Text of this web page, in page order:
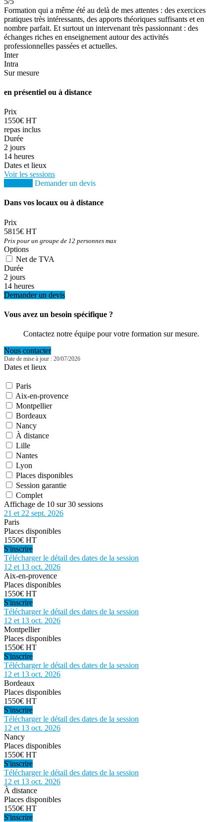
Formation qui a même été au delà de mes attentes : des exercices
pratiques très intéressants, des apports théoriques suffisants et en
nombre parfait. Et surtout un intervenant très passionnant : des
échanges riches en enseignement autour des activités
professionnelles passées et actuelles.
Inter
Intra
Sur mesure
en présentiel ou à distance
Prix
1550€ HT
repas inclus
Durée
2 jours
14 heures
Dates et lieux
Voir les sessions
Demander un devis
Dans vos locaux ou à distance
Prix
5815€ HT
Prix pour un groupe de 12 personnes max
Options
Net de TVA
Durée
2 jours
14 heures
Demander un devis
Vous avez un besoin spécifique ?
Contactez notre équipe pour votre formation sur mesure.
Nous contacter
Date de mise à jour : 20/07/2026
Dates et lieux
Paris
Aix-en-provence
Montpellier
Bordeaux
Nancy
À distance
Lille
Nantes
Lyon
Places disponibles
Session garantie
Complet
Affichage de 10 sur 30 sessions
21 et 22 sept. 2026
Paris
Places disponibles
1550€ HT
S'inscrire
Télécharger le détail des dates de la session
12 et 13 oct. 2026
Aix-en-provence
Places disponibles
1550€ HT
S'inscrire
Télécharger le détail des dates de la session
12 et 13 oct. 2026
Montpellier
Places disponibles
1550€ HT
S'inscrire
Télécharger le détail des dates de la session
12 et 13 oct. 2026
Bordeaux
Places disponibles
1550€ HT
S'inscrire
Télécharger le détail des dates de la session
12 et 13 oct. 2026
Nancy
Places disponibles
1550€ HT
S'inscrire
Télécharger le détail des dates de la session
12 et 13 oct. 2026
À distance
Places disponibles
1550€ HT
S'inscrire